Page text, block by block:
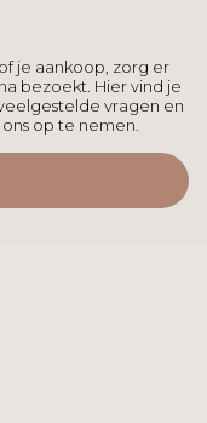
je aankoop, zorg er
bezoekt. Hier vind je
vragen en
op te nemen.